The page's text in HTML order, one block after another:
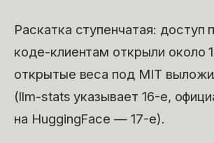
Раскатка ступенчатая: доступ
коде-клиентам открыли около
открытые веса под MIT
(llm-stats указывает 16-е,
на HuggingFace — 17-е).